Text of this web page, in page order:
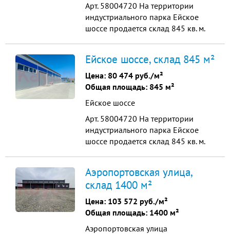
Арт. 58004720 На территории
индустриального парка Ейское
шоссе продается склад 845 кв. м.
собственности Централизованные
коммуникации, электроэнергии 20
КВТ (при необходимости можно
"aнтипыль", выcотa пото...
Ейское шоссе, склад 845 м²
Цена: 80 474 руб./м²
Общая площадь: 845 м²
Ейское шоссе
Арт. 58004720 На территории
индустриального парка Ейское
шоссе продается склад 845 кв. м.
собственности Централизованные
коммуникации, электроэнергии 20
КВТ (при необходимости можно
увеличить) Сэндвич-панeль, пoлы-
Аэропортовская улица,
склад 1400 м²
Цена: 103 572 руб./м²
Общая площадь: 1400 м²
Аэропортовская улица